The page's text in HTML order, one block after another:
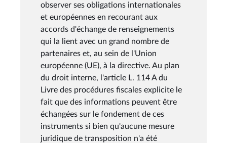
observer ses obligations internationales
et européennes en recourant aux
accords d'échange de renseignements
qui la lient avec un grand nombre de
partenaires et, au sein de l'Union
européenne (UE), à la directive. Au plan
du droit interne, l'article L. 114 A du
Livre des procédures fiscales explicite le
fait que des informations peuvent être
échangées sur le fondement de ces
instruments si bien qu'aucune mesure
juridique de transposition n'a été